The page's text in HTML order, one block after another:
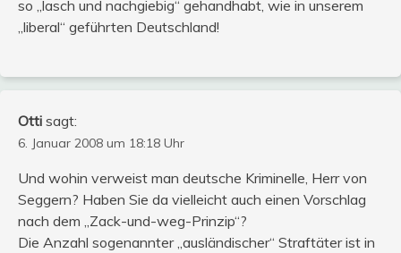
so „lasch und nachgiebig“ gehandhabt, wie in unserem
„liberal“ geführten Deutschland!
Otti sagt:
6. Januar 2008 um 18:18 Uhr
Und wohin verweist man deutsche Kriminelle, Herr von
Seggern? Haben Sie da vielleicht auch einen Vorschlag
nach dem „Zack-und-weg-Prinzip“?
Die Anzahl sogenannter „ausländischer“ Straftäter ist in